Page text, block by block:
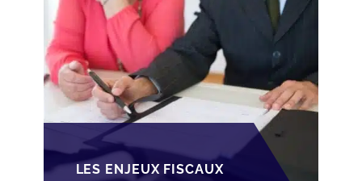
LES ENJEUX FISCAUX